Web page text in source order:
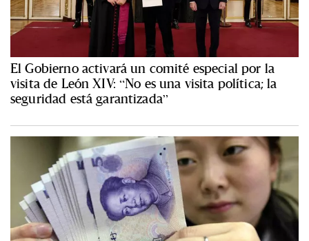
El Gobierno activará un comité especial por la
visita de León XIV: “No es una visita política; la
seguridad está garantizada”